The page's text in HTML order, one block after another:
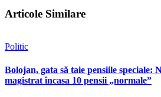
Articole Similare
Politic
Bolojan, gata să taie pensiile speciale:
magistrat încasa 10 pensii „normale”